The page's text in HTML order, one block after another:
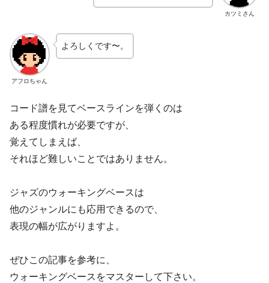
カツミさん
アフロちゃん
よろしくです〜。
コード譜を見てベースラインを弾くのは
ある程度慣れが必要ですが、
覚えてしまえば、
それほど難しいことではありません。
ジャズのウォーキングベースは
他のジャンルにも応用できるので、
表現の幅が広がりますよ。
ぜひこの記事を参考に、
ウォーキングベースをマスターして下さい。